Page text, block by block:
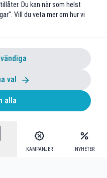
KAMPANJER NYHETER
Du kan när som helst
Vill du veta mer om hur vi
val
alla